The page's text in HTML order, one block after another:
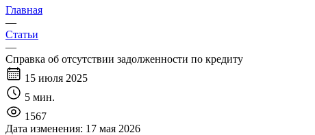
Главная
—
Статьи
—
Справка об отсутствии задолженности по кредиту
15 июля 2025
5 мин.
1567
Дата изменения: 17 мая 2026